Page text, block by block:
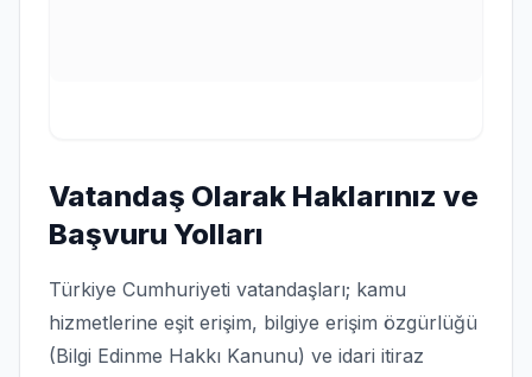
Vatandaş Olarak Haklarınız ve
Başvuru Yolları
Türkiye Cumhuriyeti vatandaşları; kamu
hizmetlerine eşit erişim, bilgiye erişim özgürlüğü
(Bilgi Edinme Hakkı Kanunu) ve idari itiraz